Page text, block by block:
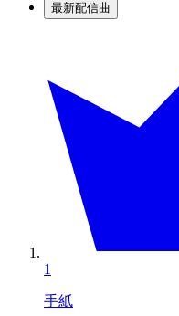
最新配信曲
1
手紙